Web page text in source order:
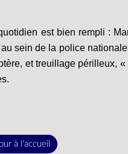
est bien rempli :
sein de la police
et treuillage périlleux, «
à l'accueil